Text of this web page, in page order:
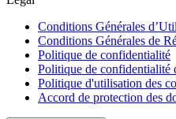
Conditions Générales
Conditions Générales de
Politique de confidentialité
Politique de confidentialité
Politique d'utilisation des
Accord de protection des